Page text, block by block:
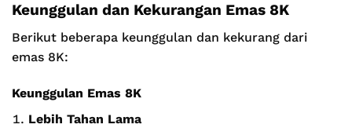
Keunggulan dan Kekurangan Emas 8K
Berikut beberapa keunggulan dan kekurang dari
emas 8K:
Keunggulan Emas 8K
Lebih Tahan Lama